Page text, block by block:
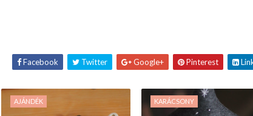
Facebook Twitter Google+ Pinterest
AJÁNDÉK KARÁCSONY